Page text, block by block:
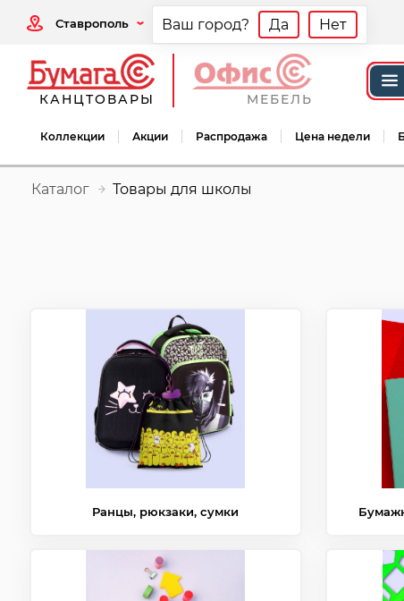
Ставрополь Ваш город? Да Нет
КАНЦТОВАРЫ МЕБЕЛЬ
Коллекции Акции Распродажа Цена недели
Каталог Товары для школы
Ранцы, рюкзаки, сумки